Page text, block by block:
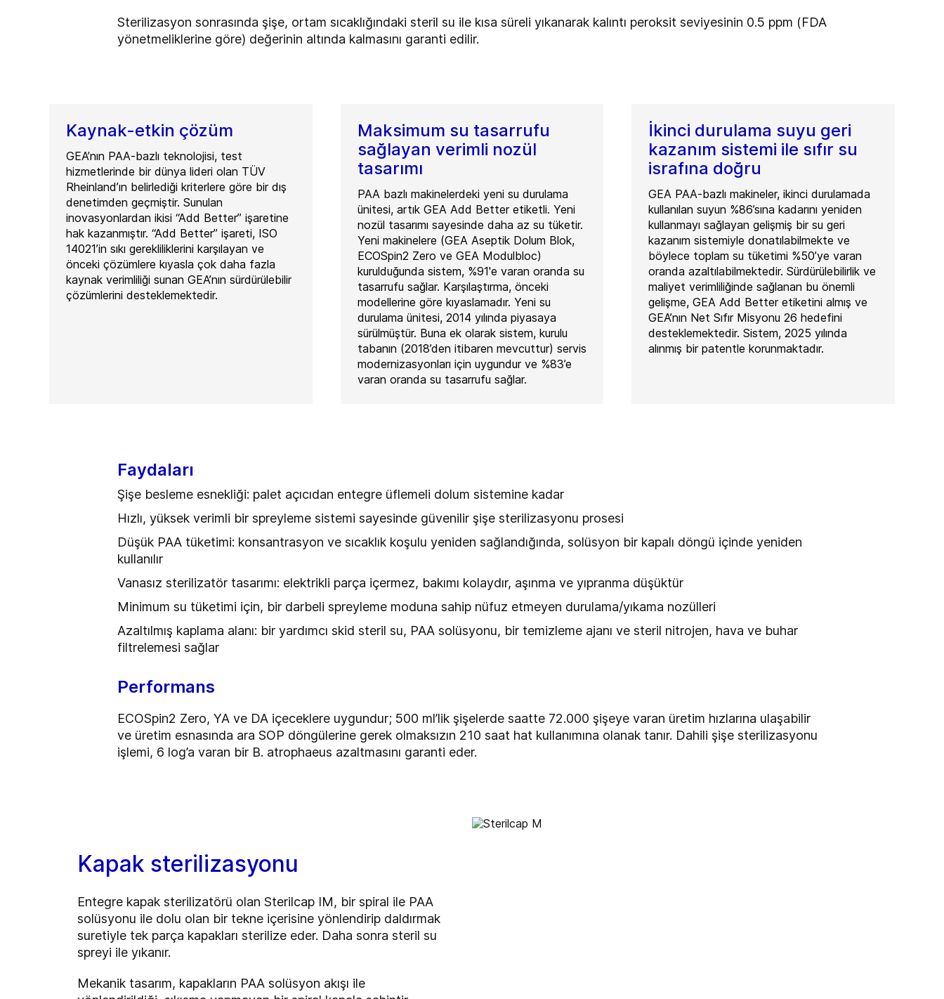
Sterilizasyon sonrasında şişe, ortam sıcaklığındaki steril su ile kısa süreli yıkanarak kalıntı peroksit seviyesinin 0.5 ppm (FDA
yönetmeliklerine göre) değerinin altında kalmasını garanti edilir.
Kaynak-etkin çözüm
GEA’nın PAA-bazlı teknolojisi, test
hizmetlerinde bir dünya lideri olan TÜV
Rheinland’ın belirlediği kriterlere göre bir dış
denetimden geçmiştir. Sunulan
inovasyonlardan ikisi “Add Better” işaretine
hak kazanmıştır. “Add Better” işareti, ISO
14021’in sıkı gerekliliklerini karşılayan ve
önceki çözümlere kıyasla çok daha fazla
kaynak verimliliği sunan GEA’nın sürdürülebilir
çözümlerini desteklemektedir.
Maksimum su tasarrufu
sağlayan verimli nozül
tasarımı
PAA bazlı makinelerdeki yeni su durulama
ünitesi, artık GEA Add Better etiketli. Yeni
nozül tasarımı sayesinde daha az su tüketir.
Yeni makinelere (GEA Aseptik Dolum Blok,
ECOSpin2 Zero ve GEA Modulbloc)
kurulduğunda sistem, %91'e varan oranda su
tasarrufu sağlar. Karşılaştırma, önceki
modellerine göre kıyaslamadır. Yeni su
durulama ünitesi, 2014 yılında piyasaya
sürülmüştür. Buna ek olarak sistem, kurulu
tabanın (2018’den itibaren mevcuttur) servis
modernizasyonları için uygundur ve %83’e
varan oranda su tasarrufu sağlar.
İkinci durulama suyu geri
kazanım sistemi ile sıfır su
israfına doğru
GEA PAA-bazlı makineler, ikinci durulamada
kullanılan suyun %86’sına kadarını yeniden
kullanmayı sağlayan gelişmiş bir su geri
kazanım sistemiyle donatılabilmekte ve
böylece toplam su tüketimi %50’ye varan
oranda azaltılabilmektedir. Sürdürülebilirlik ve
maliyet verimliliğinde sağlanan bu önemli
gelişme, GEA Add Better etiketini almış ve
GEA’nın Net Sıfır Misyonu 26 hedefini
desteklemektedir. Sistem, 2025 yılında
alınmış bir patentle korunmaktadır.
Faydaları
Şişe besleme esnekliği: palet açıcıdan entegre üflemeli dolum sistemine kadar
Hızlı, yüksek verimli bir spreyleme sistemi sayesinde güvenilir şişe sterilizasyonu prosesi
Düşük PAA tüketimi: konsantrasyon ve sıcaklık koşulu yeniden sağlandığında, solüsyon bir kapalı döngü içinde yeniden
kullanılır
Vanasız sterilizatör tasarımı: elektrikli parça içermez, bakımı kolaydır, aşınma ve yıpranma düşüktür
Minimum su tüketimi için, bir darbeli spreyleme moduna sahip nüfuz etmeyen durulama/yıkama nozülleri
Azaltılmış kaplama alanı: bir yardımcı skid steril su, PAA solüsyonu, bir temizleme ajanı ve steril nitrojen, hava ve buhar
filtrelemesi sağlar
Performans
ECOSpin2 Zero, YA ve DA içeceklere uygundur; 500 ml’lik şişelerde saatte 72.000 şişeye varan üretim hızlarına ulaşabilir
ve üretim esnasında ara SOP döngülerine gerek olmaksızın 210 saat hat kullanımına olanak tanır. Dahili şişe sterilizasyonu
işlemi, 6 log’a varan bir B. atrophaeus azaltmasını garanti eder.
Kapak sterilizasyonu
Entegre kapak sterilizatörü olan Sterilcap IM, bir spiral ile PAA
solüsyonu ile dolu olan bir tekne içerisine yönlendirip daldırmak
suretiyle tek parça kapakları sterilize eder. Daha sonra steril su
spreyi ile yıkanır.
Mekanik tasarım, kapakların PAA solüsyon akışı ile